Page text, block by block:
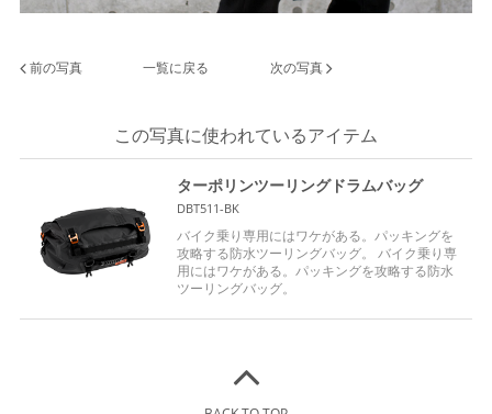
前の写真 一覧に戻る 次の写真
この写真に使われているアイテム
ターポリンツーリングドラムバッグ
DBT511-BK
バイク乗り専用にはワケがある。パッキングを
攻略する防水ツーリングバッグ。 バイク乗り専
用にはワケがある。パッキングを攻略する防水
ツーリングバッグ。